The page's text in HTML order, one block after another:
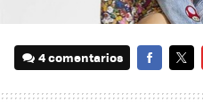
4 comentarios